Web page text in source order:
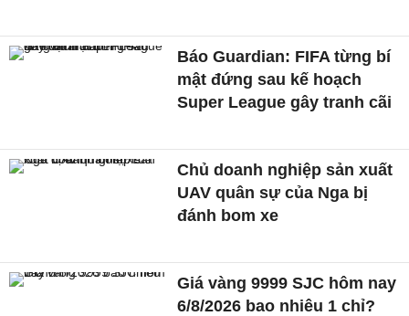
Báo Guardian: FIFA từng bí
mật đứng sau kế hoạch
Super League gây tranh cãi
Chủ doanh nghiệp sản xuất
UAV quân sự của Nga bị
đánh bom xe
Giá vàng 9999 SJC hôm nay
6/8/2026 bao nhiêu 1 chỉ?